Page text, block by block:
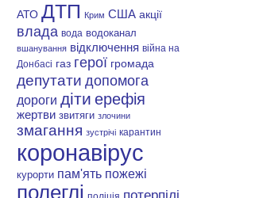
АТО ДТП Крим США акції
влада вода водоканал
вшанування відключення війна на
Донбасі газ герої громада
депутати допомога
дороги діти ерефія
жертви звитяги злочини
змагання зустрічі карантин
коронавірус
курорти пам'ять пожежі
полеглі